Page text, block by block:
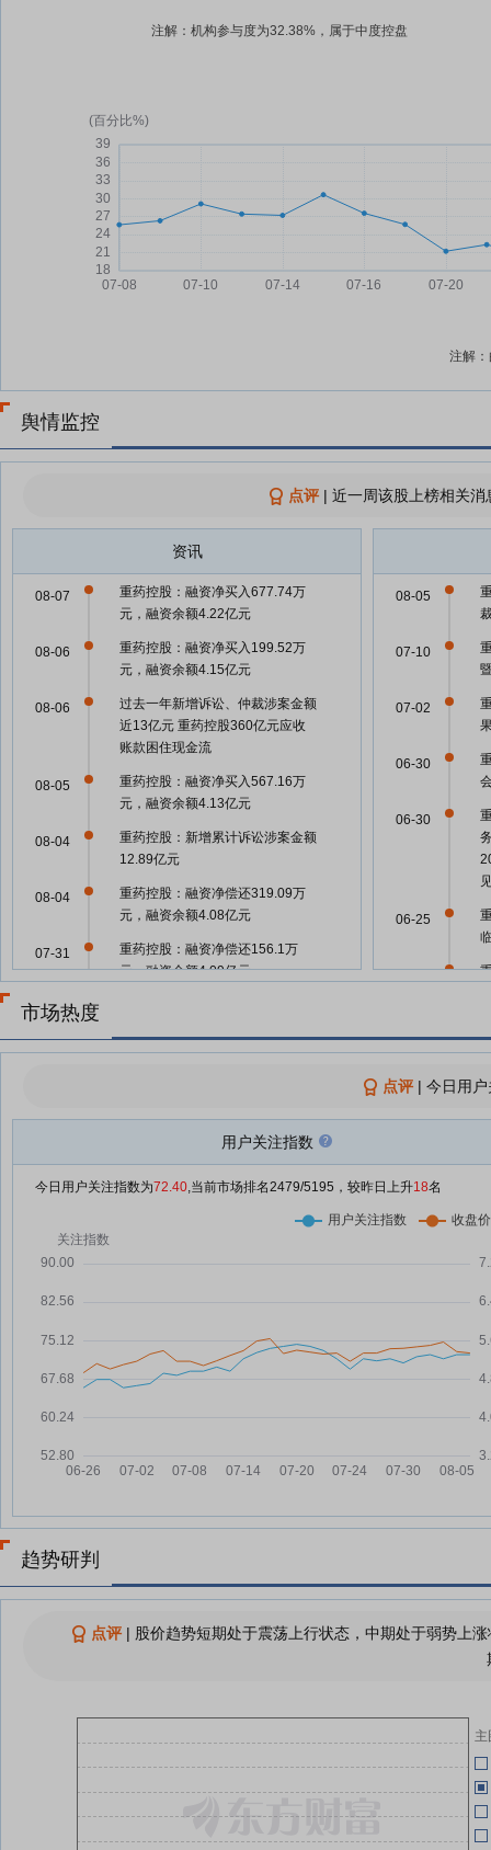
注解：机构参与度为32.38%，属于中度控盘
注解
舆情监控
点评| 近一周该股上榜相关
资讯
重药控股：融资净买入677.74万
元，融资余额4.22亿元
08-07
重药控股：融资净买入199.52万
元，融资余额4.15亿元
08-06
过去一年新增诉讼、仲裁涉案金额
近13亿元 重药控股360亿元应收
账款困住现金流
08-06
重药控股：融资净买入567.16万
元，融资余额4.13亿元
08-05
重药控股：新增累计诉讼涉案金额
12.89亿元
08-04
重药控股：融资净偿还319.09万
元，融资余额4.08亿元
08-04
重药控股：融资净偿还156.1万
元，融资余额4.09亿元
07-31
07-30
重药控股：融资净偿还461.77万
元，融资余额4.19亿元
07-29
元，融资余额4.24亿元
07-28
聚焦大健康产业新机遇 重药控股
07-25
元，融资余额4.32亿元
重药控股与唐传生物正式开启战略
07-23
元，融资余额4.33亿元
07-22
重药控股：融资净偿还508.54万
元，融资余额4.28亿元
查看更多
08-05
07-10
07-02
06-30
06-30
06-25
06-13
05-29
05-15
05-12
05-07
市场热度
点评| 今日用
用户关注指数
今日用户关注指数为72.40,当前市场排名2479/5195，较昨日上升18名
趋势研判
点评| 股价趋势短期处于震荡上行状态，中期处于弱势上
主